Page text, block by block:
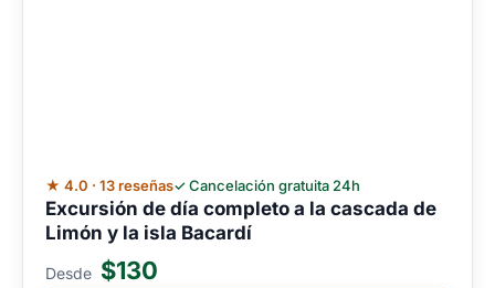
★ 4.0 · 13 reseñas✓ Cancelación gratuita 24h
Excursión de día completo a la cascada de
Limón y la isla Bacardí
Desde $130